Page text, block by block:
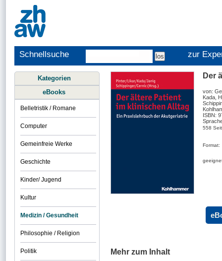
Schnellsuche zur
Der
von:
Kada,
ISBN:
558
Format:
Mehr zum Inhalt
Kategorien
eBooks
Belletristik / Romane
Computer
Gemeinfreie Werke
Geschichte
Kinder/ Jugend
Kultur
Medizin / Gesundheit
Philosophie / Religion
Politik